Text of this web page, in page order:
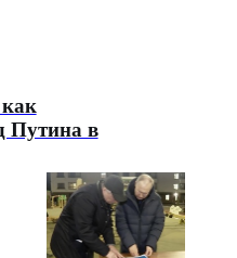
Путина в